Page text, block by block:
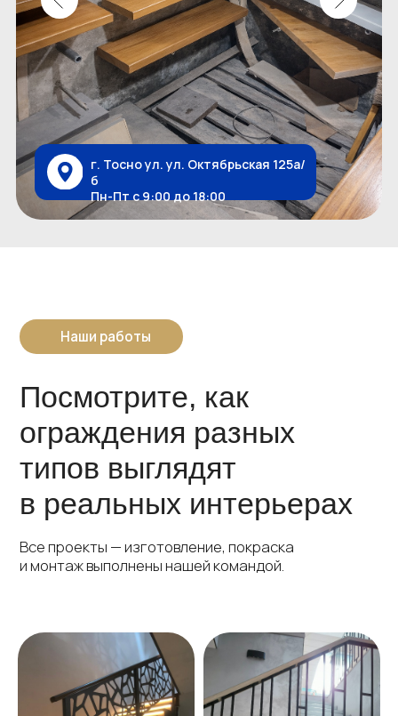
Внимание к деталям и чистота
Аккуратный монтаж без